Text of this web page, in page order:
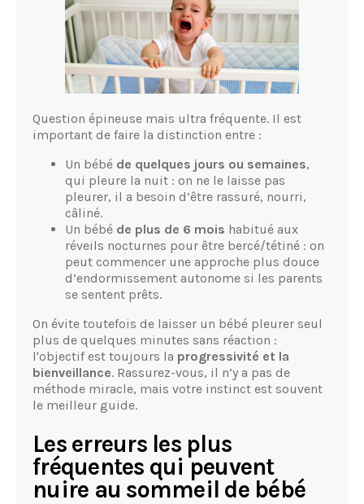
Question épineuse mais ultra fréquente. Il est
important de faire la distinction entre :
Un bébé de quelques jours ou semaines,
qui pleure la nuit : on ne le laisse pas
pleurer, il a besoin d’être rassuré, nourri,
câliné.
Un bébé de plus de 6 mois habitué aux
réveils nocturnes pour être bercé/tétiné : on
peut commencer une approche plus douce
d’endormissement autonome si les parents
se sentent prêts.
On évite toutefois de laisser un bébé pleurer seul
plus de quelques minutes sans réaction :
l'objectif est toujours la progressivité et la
bienveillance. Rassurez-vous, il n’y a pas de
méthode miracle, mais votre instinct est souvent
le meilleur guide.
Les erreurs les plus
fréquentes qui peuvent
nuire au sommeil de bébé